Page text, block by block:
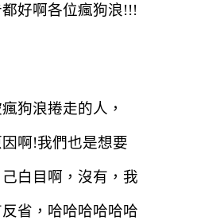
好啊各位瘋狗浪!!!
狗浪捲走的人，
啊!我們也是想要
白目啊，沒有，我
省，哈哈哈哈哈哈